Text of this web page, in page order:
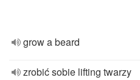
grow a beard
zrobić sobie lifting twarzy